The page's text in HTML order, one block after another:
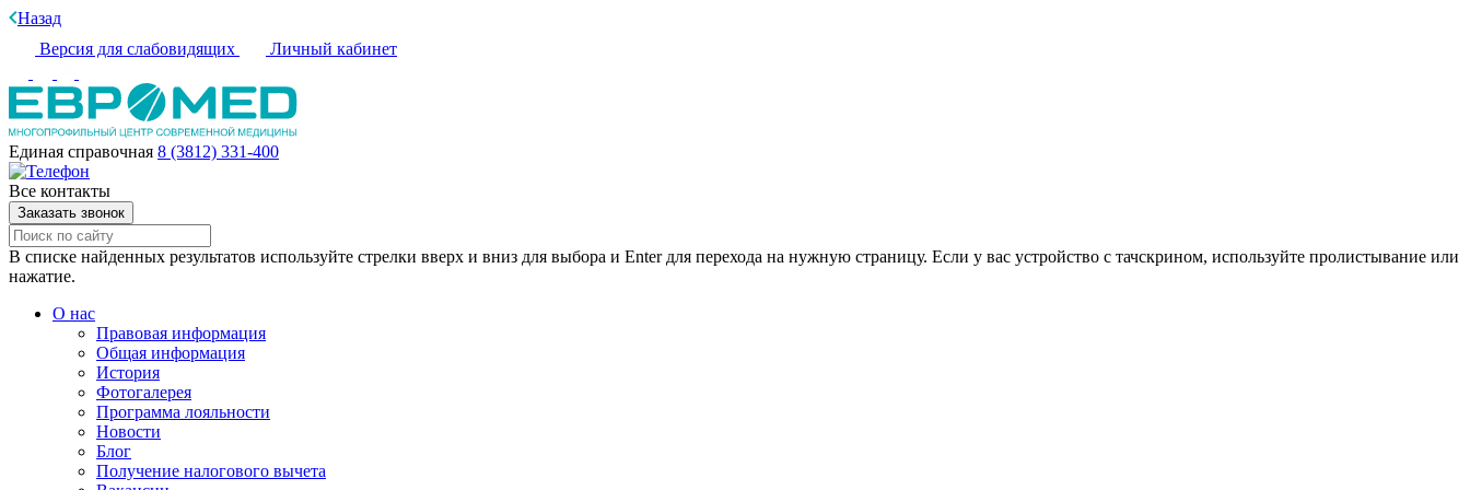
Назад
Версия для слабовидящих
Личный кабинет
Единая справочная 8 (3812) 331-400
Все контакты
Заказать звонок
В списке найденных результатов используйте стрелки вверх и вниз для выбора и Enter для перехода на нужную страницу. Если у вас устройство с тачскрином, используйте пролистывание или
нажатие.
О нас
Правовая информация
Общая информация
История
Фотогалерея
Программа лояльности
Новости
Блог
Получение налогового вычета